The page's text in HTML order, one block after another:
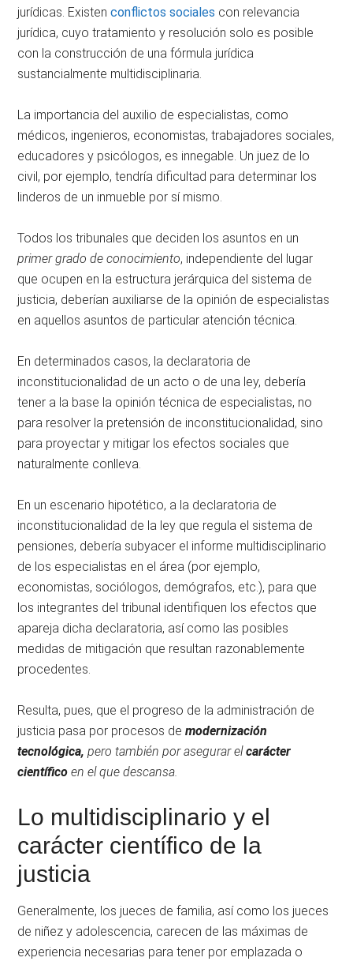
jurídicas. Existenconflictos sociales con relevancia
jurídica, cuyo tratamiento y resolución solo es posible
con la construcción de una fórmula jurídica
sustancialmente multidisciplinaria.
La importancia del auxilio de especialistas, como
médicos, ingenieros, economistas, trabajadores sociales,
educadores y psicólogos, es innegable. Un juez de lo
civil, por ejemplo, tendría dificultad para determinar los
linderos de un inmueble por sí mismo.
Todos los tribunales que deciden los asuntos en un
primer grado de conocimiento, independiente del lugar
que ocupen en la estructura jerárquica del sistema de
justicia, deberían auxiliarse de la opinión de especialistas
en aquellos asuntos de particular atención técnica.
En determinados casos, la declaratoria de
inconstitucionalidad de un acto o de una ley, debería
tener a la base la opinión técnica de especialistas, no
para resolver la pretensión de inconstitucionalidad, sino
para proyectar y mitigar los efectos sociales que
naturalmente conlleva.
En un escenario hipotético, a la declaratoria de
inconstitucionalidad de la ley que regula el sistema de
pensiones, debería subyacer el informe multidisciplinario
de los especialistas en el área (por ejemplo,
economistas, sociólogos, demógrafos, etc.), para que
los integrantes del tribunal identifiquen los efectos que
apareja dicha declaratoria, así como las posibles
medidas de mitigación que resultan razonablemente
procedentes.
Resulta, pues, que el progreso de la administración de
justicia pasa por procesos demodernización
tecnológica,pero también por asegurar el carácter
científico en el que descansa.
Lo multidisciplinario y el
carácter científico de la
justicia
Generalmente, los jueces de familia, así como los jueces
de niñez y adolescencia, carecen de las máximas de
experiencia necesarias para tener por emplazada o